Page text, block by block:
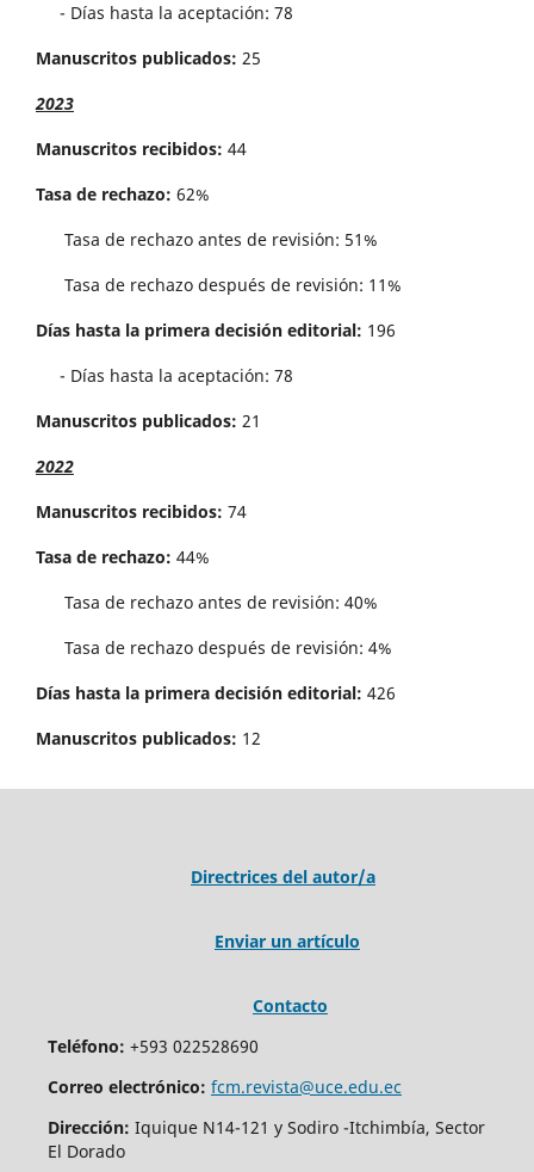
- Días hasta la aceptación: 78
Manuscritos publicados: 25
2023
Manuscritos recibidos: 44
Tasa de rechazo: 62%
Tasa de rechazo antes de revisi´on: 51%
Tasa de rechazo después de revisión: 11%
Días hasta la primera decisión editorial: 196
- Días hasta la aceptación: 78
Manuscritos publicados: 21
2022
Manuscritos recibidos: 74
Tasa de rechazo: 44%
Tasa de rechazo antes de revisi´on: 40%
Tasa de rechazo después de revisión: 4%
Días hasta la primera decisión editorial: 426
Manuscritos publicados: 12
Directrices del autor/a
Enviar un artículo
Contacto
Teléfono: +593 022528690
Correo electrónico: fcm.revista@uce.edu.ec
Dirección: Iquique N14-121 y Sodiro -Itchimbía, Sector
El Dorado